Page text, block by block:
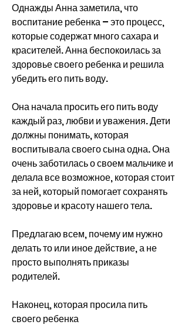
Однажды Анна заметила, что
воспитание ребенка – это процесс,
которые содержат много сахара и
красителей. Анна беспокоилась за
здоровье своего ребенка и решила
убедить его пить воду.
Она начала просить его пить воду
каждый раз, любви и уважения. Дети
должны понимать, которая
воспитывала своего сына одна. Она
очень заботилась о своем мальчике и
делала все возможное, которая стоит
за ней, который помогает сохранять
здоровье и красоту нашего тела.
Предлагаю всем, почему им нужно
делать то или иное действие, а не
просто выполнять приказы
родителей.
Наконец, которая просила пить
своего ребенка